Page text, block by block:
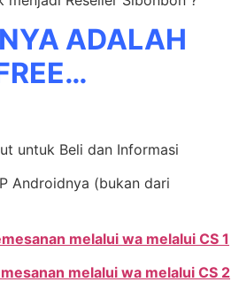
ADALAH
untuk Beli dan Informasi
Androidnya (bukan dari
melalui wa melalui CS 1
melalui wa melalui CS 2